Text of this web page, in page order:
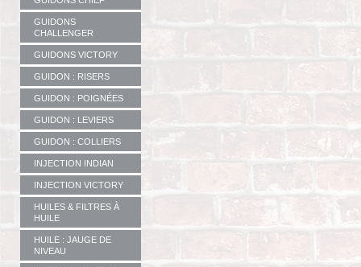
GUIDONS
CHALLENGER
GUIDONS VICTORY
GUIDON : RISERS
GUIDON : POIGNÉES
GUIDON : LEVIERS
GUIDON : COLLIERS
INJECTION INDIAN
INJECTION VICTORY
HUILES & FILTRES À
HUILE
HUILE : JAUGE DE
NIVEAU